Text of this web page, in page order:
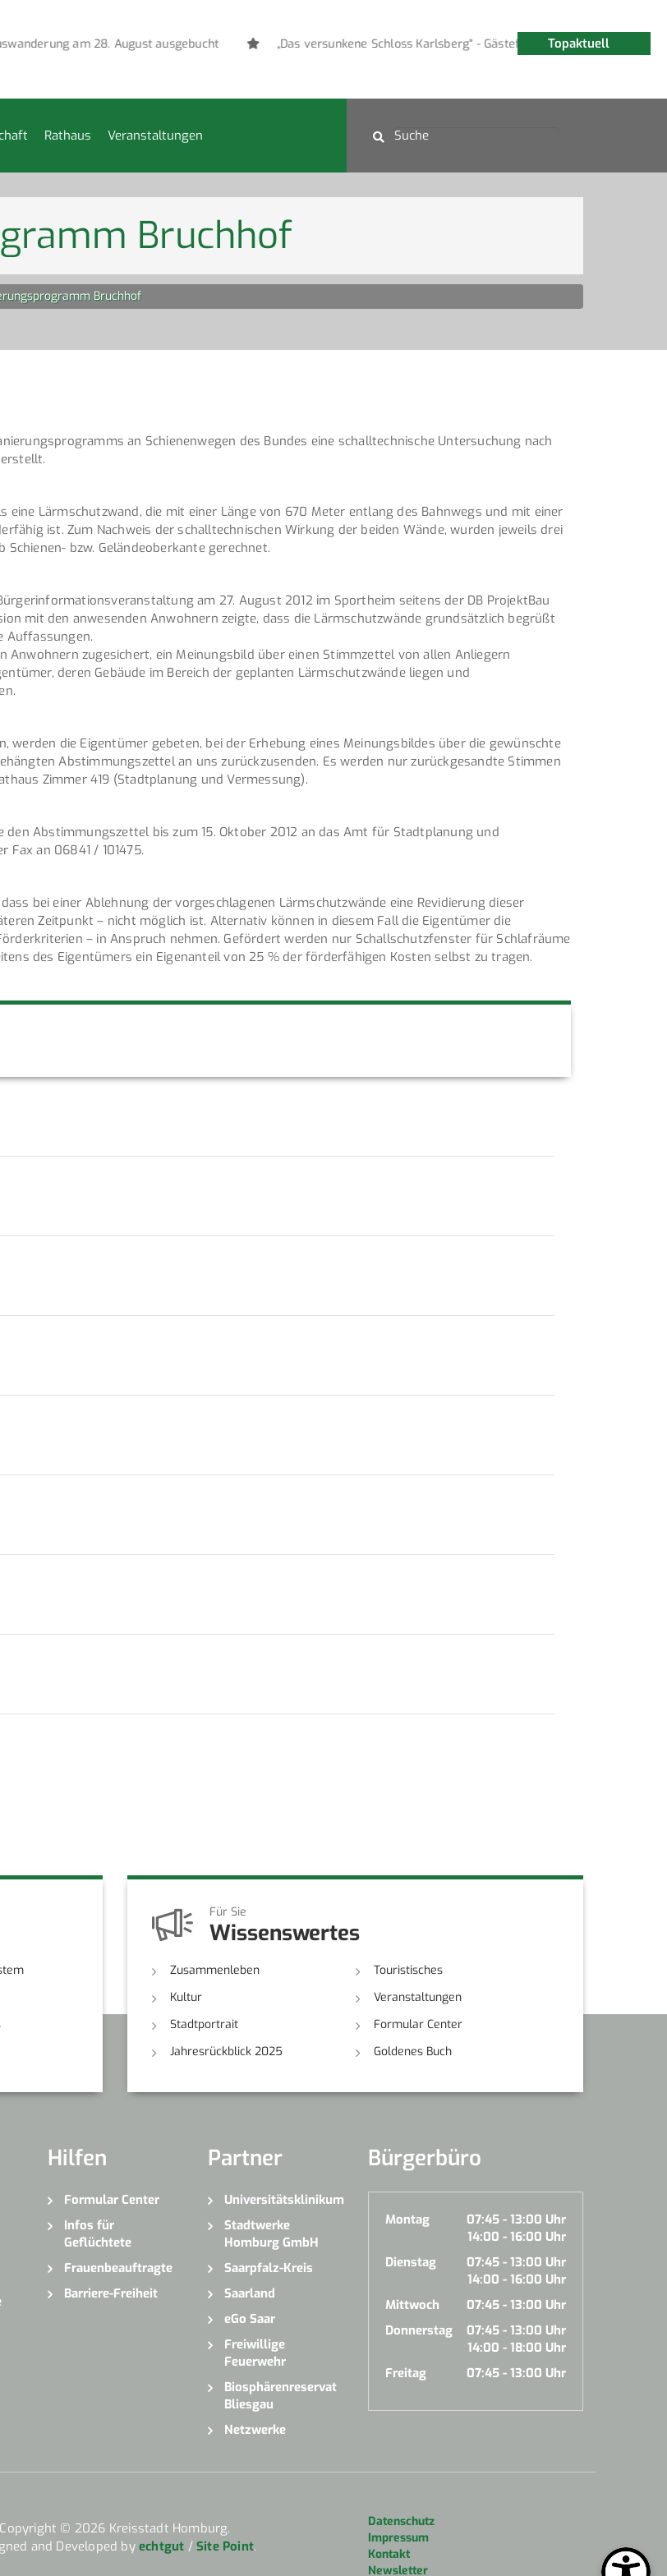
Topaktuell
am 28. August ausgebucht „Das versunkene Schloss Karlsberg" - Gästeführung am 15. August
Rathaus Veranstaltungen
Bruchhof
Bruchhof
an Schienenwegen des Bundes eine schalltechnische Untersuchung nach
eine Lärmschutzwand, die mit einer Länge von 670 Meter entlang des Bahnwegs und mit einer
ist. Zum Nachweis der schalltechnischen Wirkung der beiden Wände, wurden jeweils drei
bzw. Geländeoberkante gerechnet.
am 27. August 2012 im Sportheim seitens der DB ProjektBau
mit den anwesenden Anwohnern zeigte, dass die Lärmschutzwände grundsätzlich begrüßt
Auffassungen.
zugesichert, ein Meinungsbild über einen Stimmzettel von allen Anliegern
deren Gebäude im Bereich der geplanten Lärmschutzwände liegen und
die Eigentümer gebeten, bei der Erhebung eines Meinungsbildes über die gewünschte
Abstimmungszettel an uns zurückzusenden. Es werden nur zurückgesandte Stimmen
Zimmer 419 (Stadtplanung und Vermessung).
den Abstimmungszettel bis zum 15. Oktober 2012 an das Amt für Stadtplanung und
an 06841 / 101475.
bei einer Ablehnung der vorgeschlagenen Lärmschutzwände eine Revidierung dieser
Zeitpunkt – nicht möglich ist. Alternativ können in diesem Fall die Eigentümer die
– in Anspruch nehmen. Gefördert werden nur Schallschutzfenster für Schlafräume
des Eigentümers ein Eigenanteil von 25 % der förderfähigen Kosten selbst zu tragen.
Für Sie
Wissenswertes
Zusammenleben
Touristisches
Kultur
Veranstaltungen
Stadtportrait
Formular Center
Jahresrückblick 2025
Goldenes Buch
Hilfen
Formular Center
Infos für
Geflüchtete
Frauenbeauftragte
Barriere-Freiheit
Partner
Universitätsklinikum
Stadtwerke
Homburg GmbH
Saarpfalz-Kreis
Saarland
eGo Saar
Freiwillige
Feuerwehr
Biosphärenreservat
Bliesgau
Netzwerke
Bürgerbüro
Montag
07:45 - 13:00 Uhr
14:00 - 16:00 Uhr
Dienstag
07:45 - 13:00 Uhr
14:00 - 16:00 Uhr
Mittwoch
07:45 - 13:00 Uhr
Donnerstag
07:45 - 13:00 Uhr
14:00 - 18:00 Uhr
Freitag
07:45 - 13:00 Uhr
Copyright © 2026 Kreisstadt Homburg.
and Developed by echtgut / Site Point.
Datenschutz
Impressum
Kontakt
Newsletter